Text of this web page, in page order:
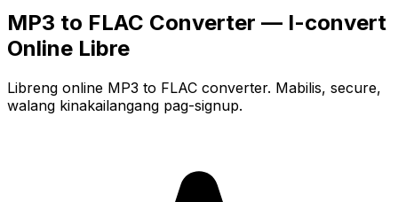
MP3 to FLAC Converter — I-convert
Online Libre
Libreng online MP3 to FLAC converter. Mabilis, secure,
walang kinakailangang pag-signup.